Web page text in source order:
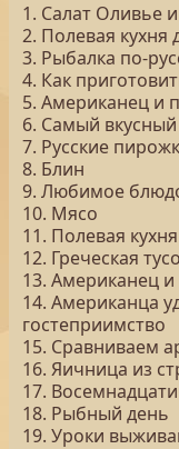
1. Салат Оливье
2. Полевая кухня
3. Рыбалка по-
4. Как
5. Американец и
6. Самый
7. Русские
8. Блин
9. Любимое
10. Мясо
11. Полевая
12. Греческая
13. Американец
14. Американца
гостеприимство
15. Сравниваем
16. Яичница из
17.
18. Рыбный день
19. Уроки